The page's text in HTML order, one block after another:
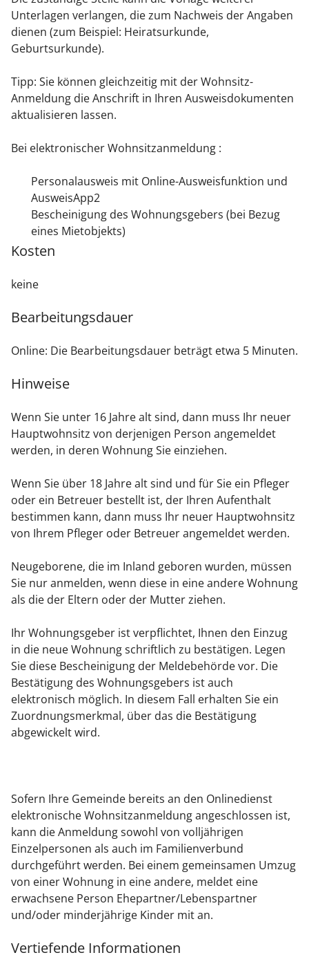
Unterlagen verlangen, die zum Nachweis der Angaben
dienen (zum Beispiel: Heiratsurkunde,
Geburtsurkunde).
Tipp: Sie können gleichzeitig mit der Wohnsitz-
Anmeldung die Anschrift in Ihren Ausweisdokumenten
aktualisieren lassen.
Bei elektronischer Wohnsitzanmeldung :
Personalausweis mit Online-Ausweisfunktion und
AusweisApp2
Bescheinigung des Wohnungsgebers (bei Bezug
eines Mietobjekts)
Kosten
keine
Bearbeitungsdauer
Online: Die Bearbeitungsdauer beträgt etwa 5 Minuten.
Hinweise
Wenn Sie unter 16 Jahre alt sind, dann muss Ihr neuer
Hauptwohnsitz von derjenigen Person angemeldet
werden, in deren Wohnung Sie einziehen.
Wenn Sie über 18 Jahre alt sind und für Sie ein Pfleger
oder ein Betreuer bestellt ist, der Ihren Aufenthalt
bestimmen kann, dann muss Ihr neuer Hauptwohnsitz
von Ihrem Pfleger oder Betreuer angemeldet werden.
Neugeborene, die im Inland geboren wurden, müssen
Sie nur anmelden, wenn diese in eine andere Wohnung
als die der Eltern oder der Mutter ziehen.
Ihr Wohnungsgeber ist verpflichtet, Ihnen den Einzug
in die neue Wohnung schriftlich zu bestätigen. Legen
Sie diese Bescheinigung der Meldebehörde vor. Die
Bestätigung des Wohnungsgebers ist auch
elektronisch möglich. In diesem Fall erhalten Sie ein
Zuordnungsmerkmal, über das die Bestätigung
abgewickelt wird.
Sofern Ihre Gemeinde bereits an den Onlinedienst
elektronische Wohnsitzanmeldung angeschlossen ist,
kann die Anmeldungsowohl von volljährigen
Einzelpersonen als auch im Familienverbund
durchgeführt werden. Bei einem gemeinsamen Umzug
von einer Wohnung in eine andere, meldet eine
erwachsene Person Ehepartner/Lebenspartner
und/oder minderjährige Kinder mit an.
Vertiefende Informationen